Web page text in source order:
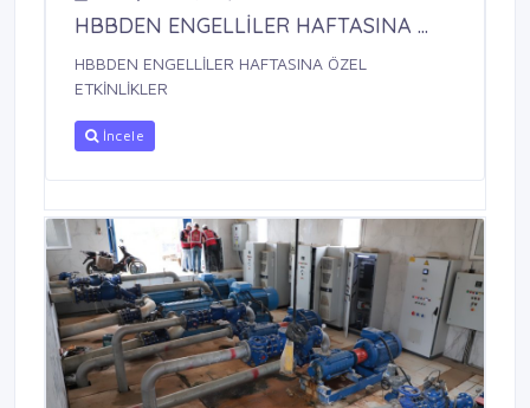
HBBDEN ENGELLİLER HAFTASINA ...
HBBDEN ENGELLİLER HAFTASINA ÖZEL
ETKİNLİKLER
İncele